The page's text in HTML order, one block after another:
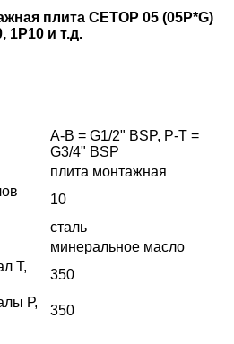
плита CETOP 05 (05P*G)
1Р10 и т.д.
А-B = G1/2" BSP, P-Т =
G3/4" BSP
плита монтажная
10
сталь
минеральное масло
Т,
350
Р,
350